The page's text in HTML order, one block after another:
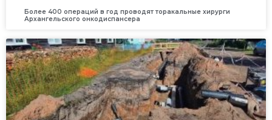
Более 400 операций в год проводят торакальные хирурги
Архангельского онкодиспансера